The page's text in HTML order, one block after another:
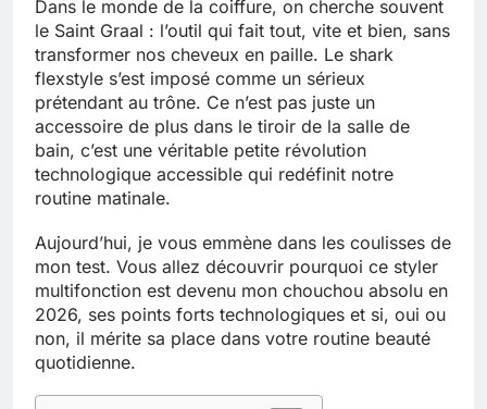
Dans le monde de la coiffure, on cherche souvent
le Saint Graal : l’outil qui fait tout, vite et bien, sans
transformer nos cheveux en paille. Le shark
flexstyle s’est imposé comme un sérieux
prétendant au trône. Ce n’est pas juste un
accessoire de plus dans le tiroir de la salle de
bain, c’est une véritable petite révolution
technologique accessible qui redéfinit notre
routine matinale.
Aujourd’hui, je vous emmène dans les coulisses de
mon test. Vous allez découvrir pourquoi ce styler
multifonction est devenu mon chouchou absolu en
2026, ses points forts technologiques et si, oui ou
non, il mérite sa place dans votre routine beauté
quotidienne.